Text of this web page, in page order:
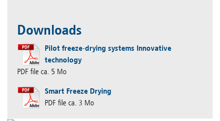
Downloads
Pilot freeze-drying systems Innovative
technology
PDF file ca. 5 Mo
Smart Freeze Drying
PDF file ca. 3 Mo